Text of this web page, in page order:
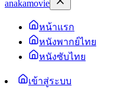
anakamovie
หน้าแรก
หนังพากย์ไทย
หนังซับไทย
เข้าสู่ระบบ